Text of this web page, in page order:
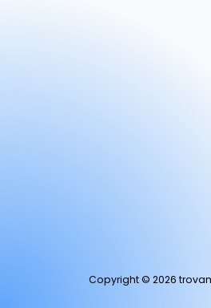
Copyright © 2026